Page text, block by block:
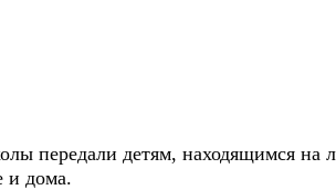
передали детям, находящимся на
и дома.